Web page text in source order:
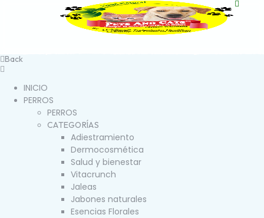
Back
INICIO
PERROS
PERROS
CATEGORÍAS
Adiestramiento
Dermocosmética
Salud y bienestar
Vitacrunch
Jaleas
Jabones naturales
Esencias Florales